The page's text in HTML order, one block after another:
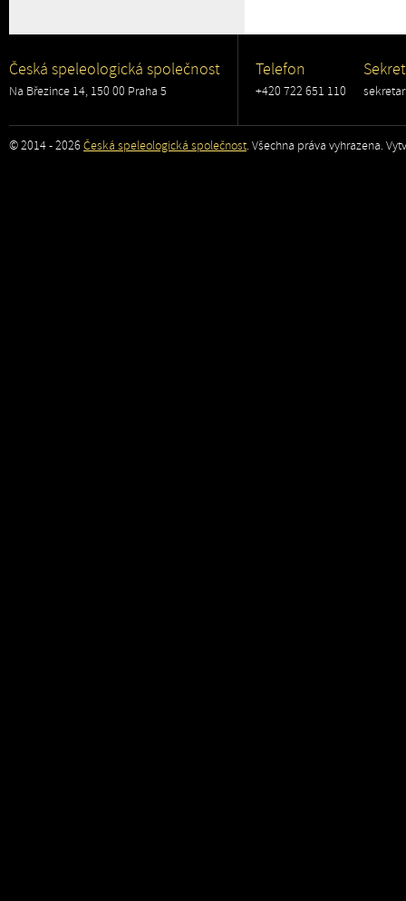
Česká speleologická společnost
Na Březince 14, 150 00 Praha 5
Telefon
+420 722 651 110
© 2014 - 2026 Česká speleologická společnost. Všechna práva vyhrazena.